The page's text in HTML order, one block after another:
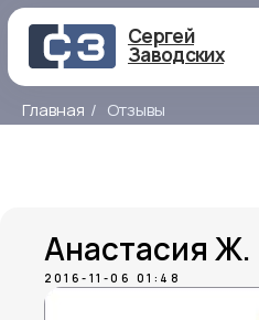
Сергей
Заводских
Главная / Отзывы
Анастасия Ж.
2016-11-06 01:48